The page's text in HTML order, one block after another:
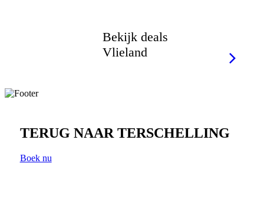
Bekijk deals
Vlieland
TERUG NAAR TERSCHELLING
Boek nu